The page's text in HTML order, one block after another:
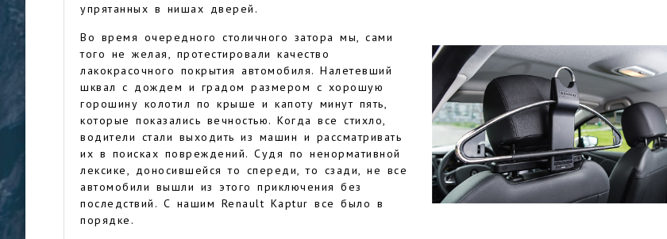
упрятанных в нишах дверей.
Во время очередного столичного затора мы, сами
того не желая, протестировали качество
лакокрасочного покрытия автомобиля. Налетевший
шквал с дождем и градом размером с хорошую
горошину колотил по крыше и капоту минут пять,
которые показались вечностью. Когда все стихло,
водители стали выходить из машин и рассматривать
их в поисках повреждений. Судя по ненормативной
лексике, доносившейся то спереди, то сзади, не все
автомобили вышли из этого приключения без
последствий. С нашим Renault Kaptur все было в
порядке.